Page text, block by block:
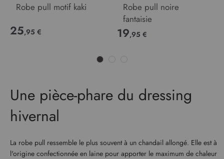
Robe pull motif kaki
25,95 €
Robe pull noire
fantaisie
19,95 €
Une pièce-phare du dressing
hivernal
La robe pull ressemble le plus souvent à un chandail allongé. Elle est à
l'origine confectionnée en laine pour apporter le maximum de chaleur